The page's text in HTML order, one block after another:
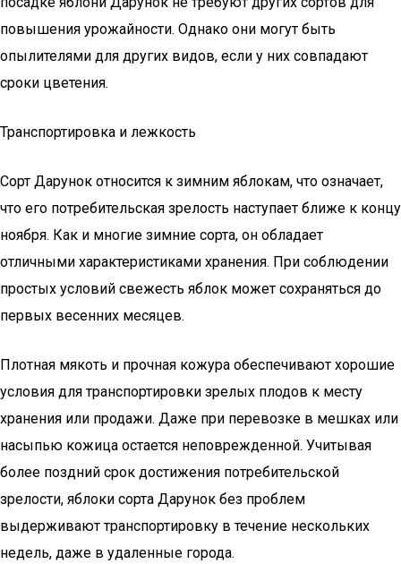
повышения урожайности. Однако они могут быть
опылителями для других видов, если у них совпадают
сроки цветения.
Транспортировка и лежкость
Сорт Дарунок относится к зимним яблокам, что означает,
что его потребительская зрелость наступает ближе к концу
ноября. Как и многие зимние сорта, он обладает
отличными характеристиками хранения. При соблюдении
простых условий свежесть яблок может сохраняться до
первых весенних месяцев.
Плотная мякоть и прочная кожура обеспечивают хорошие
условия для транспортировки зрелых плодов к месту
хранения или продажи. Даже при перевозке в мешках или
насыпью кожица остается неповрежденной. Учитывая
более поздний срок достижения потребительской
зрелости, яблоки сорта Дарунок без проблем
выдерживают транспортировку в течение нескольких
недель, даже в удаленные города.